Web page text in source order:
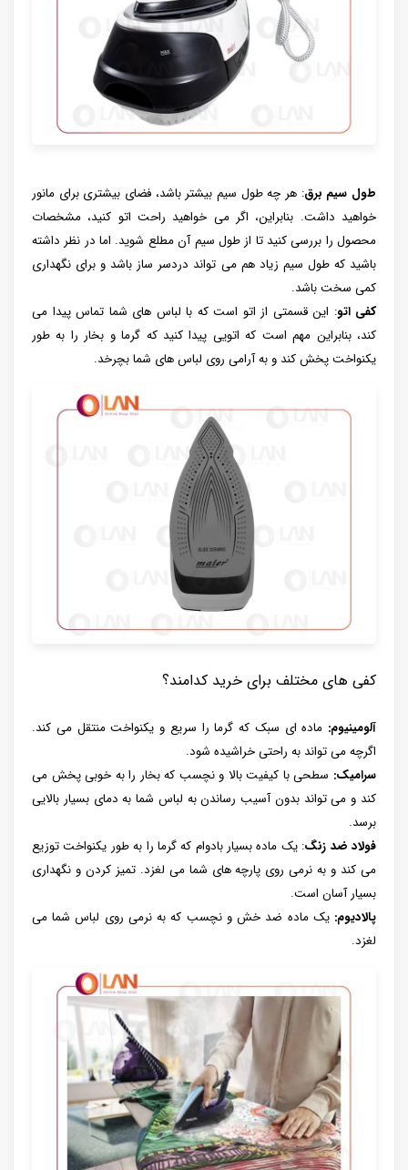
طول سیم برق: هر چه طول سیم بیشتر باشد، فضای بیشتری برای مانور
خواهید داشت. بنابراین، اگر می خواهید راحت اتو کنید، مشخصات
محصول را بررسی کنید تا از طول سیم آن مطلع شوید. اما در نظر داشته
باشید که طول سیم زیاد هم می تواند دردسر ساز باشد و برای نگهداری
کمی سخت باشد.
کفی اتو: این قسمتی از اتو است که با لباس ‌های شما تماس پیدا می‌
کند، بنابراین مهم است که اتویی پیدا کنید که گرما و بخار را به طور
یکنواخت پخش کند و به آرامی روی لباس‌ های شما بچرخد.
کفی های مختلف برای خرید کدامند؟
آلومینیوم: ماده ای سبک که گرما را سریع و یکنواخت منتقل می کند.
اگرچه می تواند به راحتی خراشیده شود.
سرامیک: سطحی با کیفیت بالا و نچسب که بخار را به خوبی پخش می
کند و می تواند بدون آسیب رساندن به لباس شما به دمای بسیار بالایی
برسد.
فولاد ضد زنگ: یک ماده بسیار بادوام که گرما را به طور یکنواخت توزیع
می کند و به نرمی روی پارچه های شما می لغزد. تمیز کردن و نگهداری
بسیار آسان است.
پالادیوم: یک ماده ضد خش و نچسب که به نرمی روی لباس شما می
لغزد.